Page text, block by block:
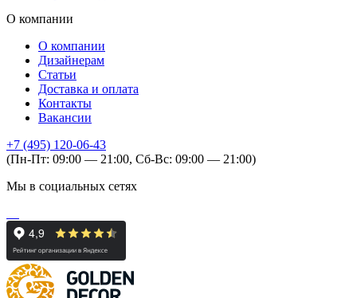
О компании
О компании
Дизайнерам
Статьи
Доставка и оплата
Контакты
Вакансии
+7 (495) 120-06-43
(Пн-Пт: 09:00 — 21:00, Сб-Вс: 09:00 — 21:00)
Мы в социальных сетях